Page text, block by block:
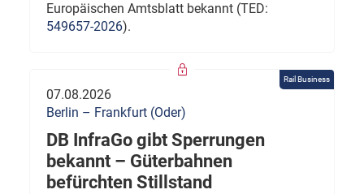
Europäischen Amtsblatt bekannt (TED:
549657-2026).
Rail Business
07.08.2026
Berlin – Frankfurt (Oder)
DB InfraGo gibt Sperrungen
bekannt – Güterbahnen
befürchten Stillstand